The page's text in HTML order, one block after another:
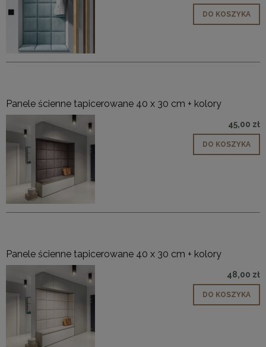
DO KOSZYKA
Panele ścienne tapicerowane 40 x 30 cm + kolory
45,00 zł
DO KOSZYKA
Panele ścienne tapicerowane 40 x 30 cm + kolory
48,00 zł
DO KOSZYKA